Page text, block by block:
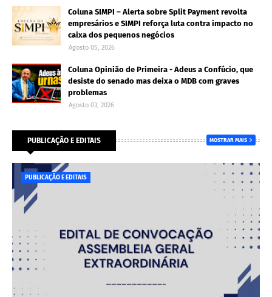
Coluna SIMPI – Alerta sobre Split Payment revolta
empresários e SIMPI reforça luta contra impacto no
caixa dos pequenos negócios
Agosto 05, 2026
Coluna Opinião de Primeira - Adeus a Confúcio, que
desiste do senado mas deixa o MDB com graves
problemas
Agosto 03, 2026
PUBLICAÇÃO E EDITAIS MOSTRAR MAIS
PUBLICAÇÃO E EDITAIS